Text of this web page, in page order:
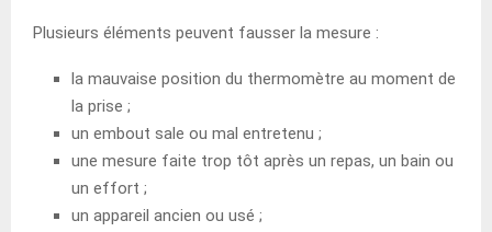
Plusieurs éléments peuvent fausser la mesure :
la mauvaise position du thermomètre au moment de
la prise ;
un embout sale ou mal entretenu ;
une mesure faite trop tôt après un repas, un bain ou
un effort ;
un appareil ancien ou usé ;